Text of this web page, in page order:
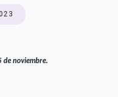
de noviembre.